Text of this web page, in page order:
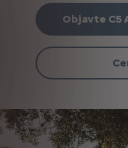
Objavte C5